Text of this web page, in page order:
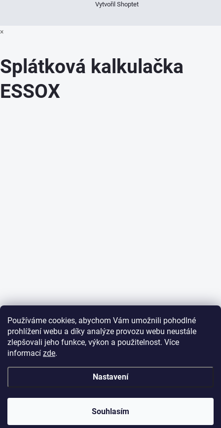
Používáme cookies, abychom Vám umožnili pohodlné
prohlížení webu a díky analýze provozu webu neustále
zlepšovali jeho funkce, výkon a použitelnost. Více
informací zde.
Nastavení
Souhlasím
Vytvořil Shoptet
×
Splátková kalkulačka
ESSOX